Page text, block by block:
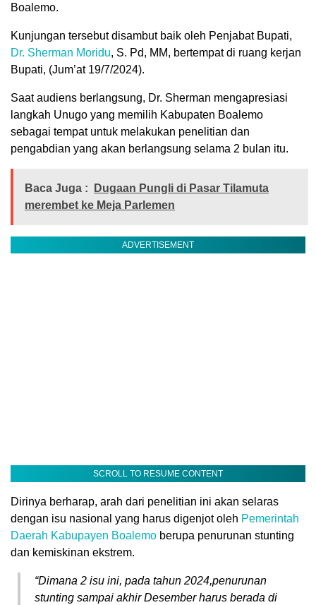
Boalemo.
Kunjungan tersebut disambut baik oleh Penjabat Bupati,
Dr. Sherman Moridu, S. Pd, MM, bertempat di ruang kerjan
Bupati, (Jum’at 19/7/2024).
Saat audiens berlangsung, Dr. Sherman mengapresiasi
langkah Unugo yang memilih Kabupaten Boalemo
sebagai tempat untuk melakukan penelitian dan
pengabdian yang akan berlangsung selama 2 bulan itu.
Baca Juga :
Dugaan Pungli di Pasar Tilamuta
merembet ke Meja Parlemen
ADVERTISEMENT
SCROLL TO RESUME CONTENT
Dirinya berharap, arah dari penelitian ini akan selaras
dengan isu nasional yang harus digenjot oleh Pemerintah
Daerah Kabupayen Boalemo berupa penurunan stunting
dan kemiskinan ekstrem.
“Dimana 2 isu ini, pada tahun 2024,penurunan
stunting sampai akhir Desember harus berada di